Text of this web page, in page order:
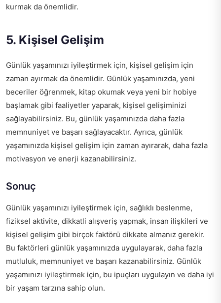
kurmak da önemlidir.
5. Kişisel Gelişim
Günlük yaşamınızı iyileştirmek için, kişisel gelişim için
zaman ayırmak da önemlidir. Günlük yaşamınızda, yeni
beceriler öğrenmek, kitap okumak veya yeni bir hobiye
başlamak gibi faaliyetler yaparak, kişisel gelişiminizi
sağlayabilirsiniz. Bu, günlük yaşamınızda daha fazla
memnuniyet ve başarı sağlayacaktır. Ayrıca, günlük
yaşamınızda kişisel gelişim için zaman ayırarak, daha fazla
motivasyon ve enerji kazanabilirsiniz.
Sonuç
Günlük yaşamınızı iyileştirmek için, sağlıklı beslenme,
fiziksel aktivite, dikkatli alışveriş yapmak, insan ilişkileri ve
kişisel gelişim gibi birçok faktörü dikkate almanız gerekir.
Bu faktörleri günlük yaşamınızda uygulayarak, daha fazla
mutluluk, memnuniyet ve başarı kazanabilirsiniz. Günlük
yaşamınızı iyileştirmek için, bu ipuçları uygulayın ve daha iyi
bir yaşam tarzına sahip olun.